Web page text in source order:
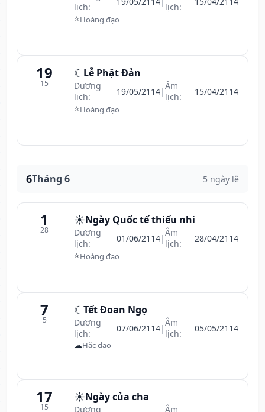
lịch:
lịch:
⭐Hoàng đạo
19
15
☾ Lễ Phật Đản
Dương
lịch:
19/05/2114|Âm
lịch:
15/04/2114
⭐Hoàng đạo
6Tháng 6 5 ngày lễ
1
28
☀️Ngày Quốc tế thiếu nhi
Dương
lịch:
01/06/2114|Âm
lịch:
28/04/2114
⭐Hoàng đạo
7
5
☾ Tết Đoan Ngọ
Dương
lịch:
07/06/2114|Âm
lịch:
05/05/2114
☁Hắc đạo
17
15
☀️Ngày của cha
Dương
Âm